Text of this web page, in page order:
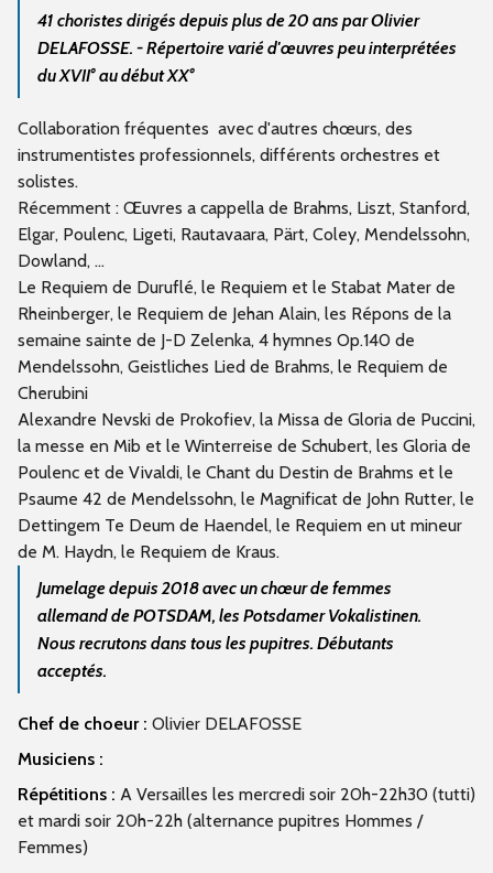
41 choristes dirigés depuis plus de 20 ans par Olivier
DELAFOSSE. - Répertoire varié d'œuvres peu interprétées
du XVII° au début XX°
Collaboration fréquentes avec d'autres chœurs, des
instrumentistes professionnels, différents orchestres et
solistes.
Récemment : Œuvres a cappella de Brahms, Liszt, Stanford,
Elgar, Poulenc, Ligeti, Rautavaara, Pärt, Coley, Mendelssohn,
Dowland, …
Le Requiem de Duruflé, le Requiem et le Stabat Mater de
Rheinberger, le Requiem de Jehan Alain, les Répons de la
semaine sainte de J-D Zelenka, 4 hymnes Op.140 de
Mendelssohn, Geistliches Lied de Brahms, le Requiem de
Cherubini
Alexandre Nevski de Prokofiev, la Missa de Gloria de Puccini,
la messe en Mib et le Winterreise de Schubert, les Gloria de
Poulenc et de Vivaldi, le Chant du Destin de Brahms et le
Psaume 42 de Mendelssohn, le Magnificat de John Rutter, le
Dettingem Te Deum de Haendel, le Requiem en ut mineur
de M. Haydn, le Requiem de Kraus.
Jumelage depuis 2018 avec un chœur de femmes
allemand de POTSDAM, les Potsdamer Vokalistinen.
Nous recrutons dans tous les pupitres. Débutants
acceptés.
Chef de choeur : Olivier DELAFOSSE
Musiciens :
Répétitions : A Versailles les mercredi soir 20h-22h30 (tutti)
et mardi soir 20h-22h (alternance pupitres Hommes /
Femmes)